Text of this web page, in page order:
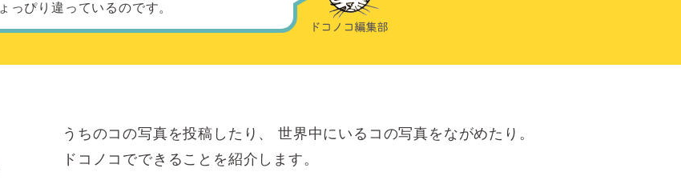
っぴり違っているのです。
うちのコの写真を投稿したり、
世界中にいるコの写真をながめたり。
ドコノコでできることを紹介します。